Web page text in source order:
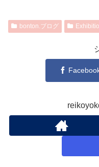
bonton.ブログ